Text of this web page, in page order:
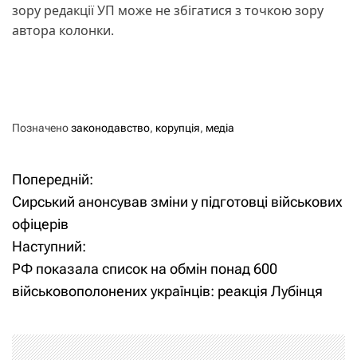
зору редакції УП може не збігатися з точкою зору
автора колонки.
Позначенозаконодавство, корупція, медіа
Н
а
в
і
Попередній:
Сирський анонсував зміни у підготовці військових
офіцерів
Наступний:
РФ показала список на обмін понад 600
військовополонених українців: реакція Лубінця